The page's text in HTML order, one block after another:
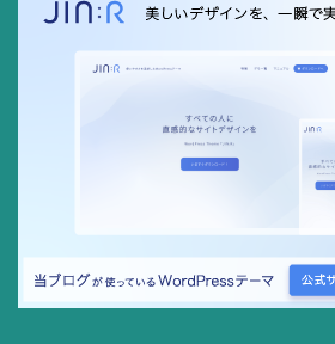
保管方法